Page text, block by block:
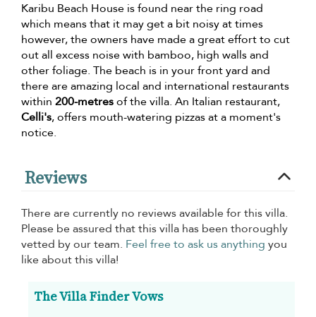
Karibu Beach House is found near the ring road
which means that it may get a bit noisy at times
however, the owners have made a great effort to cut
out all excess noise with bamboo, high walls and
other foliage. The beach is in your front yard and
there are amazing local and international restaurants
within 200-metresof the villa. An Italian restaurant,
Celli's, offers mouth-watering pizzas at a moment's
notice.
Reviews
There are currently no reviews available for this villa.
Please be assured that this villa has been thoroughly
vetted by our team. Feel free to ask us anything you
like about this villa!
The Villa Finder Vows